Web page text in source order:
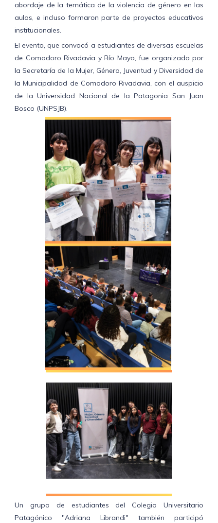
abordaje de la temática de la violencia de género en las
aulas, e incluso formaron parte de proyectos educativos
institucionales.
El evento, que convocó a estudiantes de diversas escuelas
de Comodoro Rivadavia y Río Mayo, fue organizado por
la Secretaría de la Mujer, Género, Juventud y Diversidad de
la Municipalidad de Comodoro Rivadavia, con el auspicio
de la Universidad Nacional de la Patagonia San Juan
Bosco (UNPSJB).
Un grupo de estudiantes del Colegio Universitario
Patagónico "Adriana Librandi" también participó